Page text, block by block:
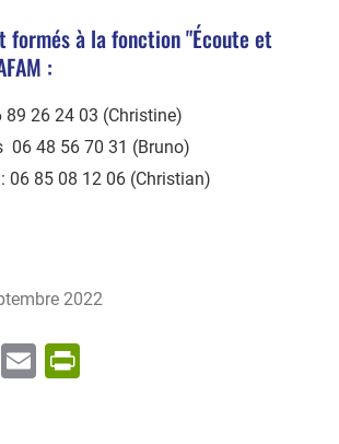
formés à la fonction "Écoute et
:
89 26 24 03 (Christine)
06 48 56 70 31 (Bruno)
06 85 08 12 06 (Christian)
2022
LinkedIn
Email